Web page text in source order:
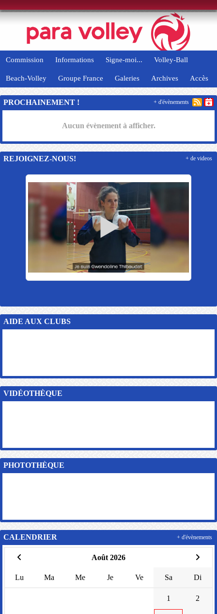
Commission Informations Signe-moi... Volley-Ball
Beach-Volley Groupe France Galeries Archives Accès
PROCHAINEMENT !
Aucun évènement à afficher.
+ d'évènements
REJOIGNEZ-NOUS! + de videos
AIDE AUX CLUBS
VIDÉOTHÈQUE
PHOTOTHÈQUE
CALENDRIER
Août 2026
Lu Ma Me Je Ve Sa Di
1 2
+ d'évènements